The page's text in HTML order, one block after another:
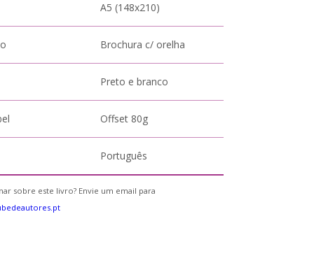
A5 (148x210)
Brochura c/ orelha
Preto e branco
Offset 80g
Português
sobre este livro? Envie um email para